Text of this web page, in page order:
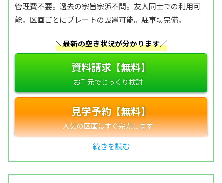
管理費不要。過去の宗旨宗派不問。友人同士での利用可
能。区画ごとにプレートの設置可能。駐車場完備。
＼最新の空き状況が分かります／
資料請求【無料】
見学予約【無料】